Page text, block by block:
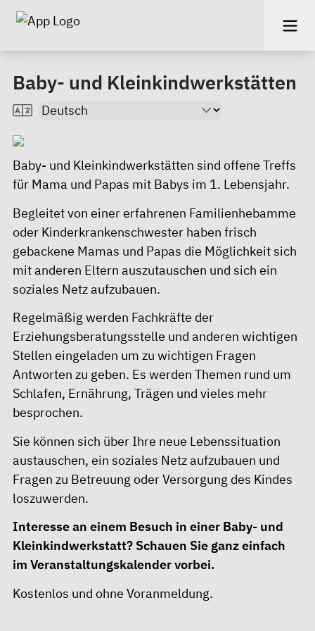
Baby- und Kleinkindwerkstätten
Baby- und Kleinkindwerkstätten sind offene Treffs
für Mama und Papas mit Babys im 1. Lebensjahr.
Begleitet von einer erfahrenen Familienhebamme
oder Kinderkrankenschwester haben frisch
gebackene Mamas und Papas die Möglichkeit sich
mit anderen Eltern auszutauschen und sich ein
soziales Netz aufzubauen.
Regelmäßig werden Fachkräfte der
Erziehungsberatungsstelle und anderen wichtigen
Stellen eingeladen um zu wichtigen Fragen
Antworten zu geben. Es werden Themen rund um
Schlafen, Ernährung, Trägen und vieles mehr
besprochen.
Sie können sich über Ihre neue Lebenssituation
austauschen, ein soziales Netz aufzubauen und
Fragen zu Betreuung oder Versorgung des Kindes
loszuwerden.
Interesse an einem Besuch in einer Baby- und
Kleinkindwerkstatt? Schauen Sie ganz einfach
im Veranstaltungskalendervorbei.
Kostenlos und ohne Voranmeldung.